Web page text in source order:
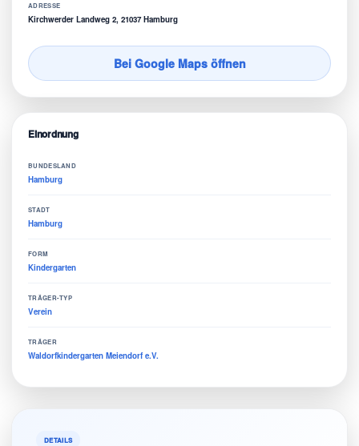
ADRESSE
Kirchwerder Landweg 2, 21037 Hamburg
Bei Google Maps öffnen
Einordnung
BUNDESLAND
Hamburg
STADT
Hamburg
FORM
Kindergarten
TRÄGER-TYP
Verein
TRÄGER
Waldorfkindergarten Meiendorf e.V.
DETAILS